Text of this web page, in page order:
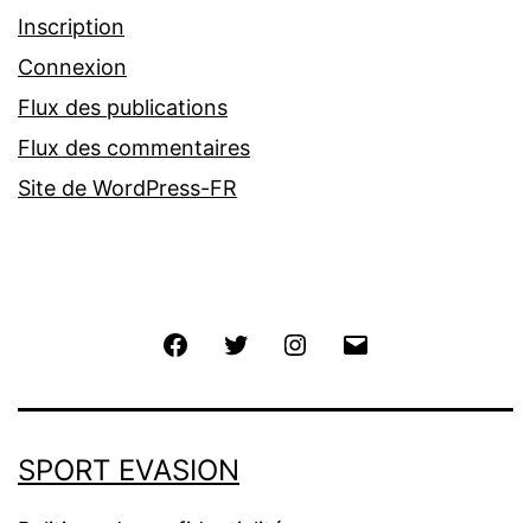
Inscription
Connexion
Flux des publications
Flux des commentaires
Site de WordPress-FR
FacebookTwitter Instagram
SPORT EVASION